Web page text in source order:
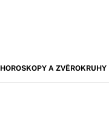
HOROSKOPY A ZVĚROKRUHY